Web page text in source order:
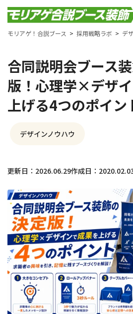
モリアゲ！合説ブース 採用戦略ラボ デ
合同説明会ブース
版！心理学×デザ
上げる4つのポイン
デザインノウハウ
更新日：2026.06.29作成日：